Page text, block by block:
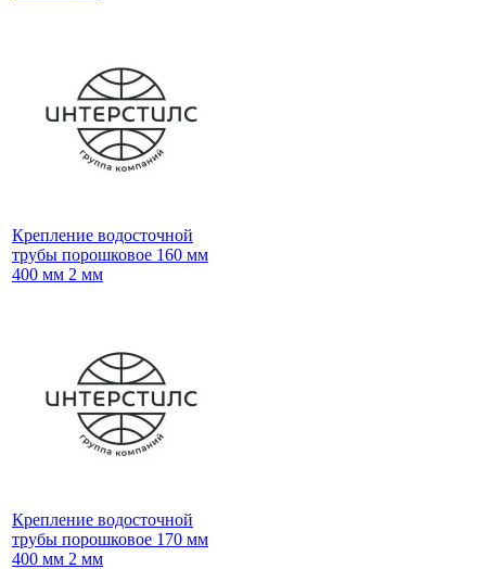
Крепление водосточной
трубы порошковое 160 мм
400 мм 2 мм
Крепление водосточной
трубы порошковое 170 мм
400 мм 2 мм